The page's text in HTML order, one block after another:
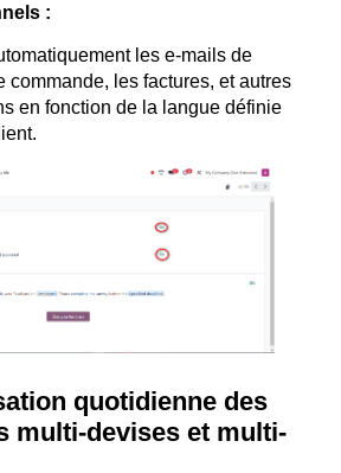
:
les e-mails de
commande, les factures, et autres
en fonction de la langue définie
quotidienne des
multi-devises et multi-